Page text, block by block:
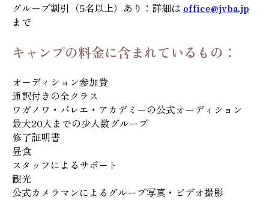
グループ割引（5名以上）あり：詳細は office@jvba.jp
まで
キャンプの料金に含まれているもの：
オーディション参加費
通訳付きの全クラス
ワガノワ・バレエ・アカデミーの公式オーディション
最大20人までの少人数グループ
修了証明書
昼食
スタッフによるサポート
観光
公式カメラマンによるグループ写真・ビデオ撮影